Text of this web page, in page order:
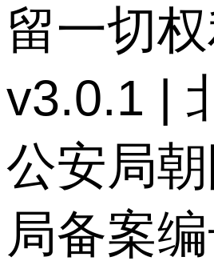
留一切权
v3.0.1 |
公安局
局备案